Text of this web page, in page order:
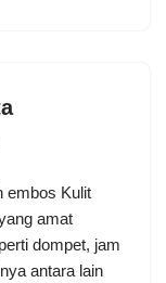
embos Kulit
amat
dompet, jam
antara lain